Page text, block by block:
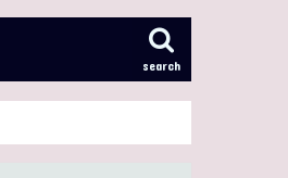
search